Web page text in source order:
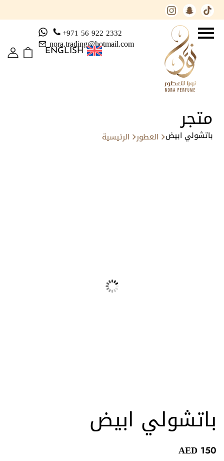
+971 56 922 2332
nora.trading@hotmail.com
ENGLISH
متجر
الرئيسية العطور باتشولي ابيض
باتشولي ابيض
AED 150